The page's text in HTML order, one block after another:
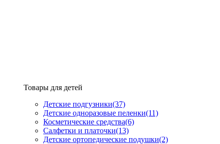
Товары для детей
Детские подгузники(37)
Детские одноразовые пеленки(11)
Косметические средства(6)
Салфетки и платочки(13)
Детские ортопедические подушки(2)